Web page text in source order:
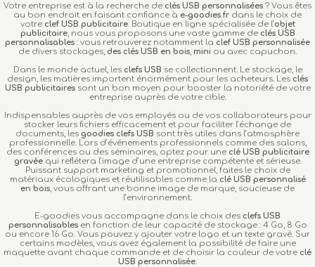
Votre entreprise est à la recherche de clés USB personnalisées ? Vous êtes
au bon endroit en faisant confiance à e-goodies.fr dans le choix de
votre clef USB publicitaire. Boutique en ligne spécialisée de l’objet
publicitaire, nous vous proposons une vaste gamme de clés USB
personnalisables : vous retrouverez notamment la clef USB personnalisée
de divers stockages, des clés USB en bois, mini ou avec capuchon.
Dans le monde actuel, les clefs USB se collectionnent. Le stockage, le
design, les matières importent énormément pour les acheteurs. Les clés
USB publicitairessont un bon moyen pour booster la notoriété de votre
entreprise auprès de votre cible.
Indispensables auprès de vos employés ou de vos collaborateurs pour
stocker leurs fichiers efficacement et pour faciliter l’échange de
documents, les goodies clefs USB sont très utiles dans l’atmosphère
professionnelle. Lors d’événements professionnels comme des salons,
des conférences ou des séminaires, optez pour une clé USB publicitaire
gravéequi reflétera l’image d’une entreprise compétente et sérieuse.
Puissant support marketing et promotionnel, faites le choix de
matériaux écologiques et réutilisables comme la clé USB personnalisé
en bois, vous offrant une bonne image de marque, soucieuse de
l’environnement.
E-goodies vous accompagne dans le choix des clefs USB
personnalisablesen fonction de leur capacité de stockage : 4 Go, 8 Go
ou encore 16 Go. Vous pouvez y ajouter votre logo et un texte gravé. Sur
certains modèles, vous avez également la possibilité de faire une
maquette avant chaque commande et de choisir la couleur de votre clé
USB personnalisée.